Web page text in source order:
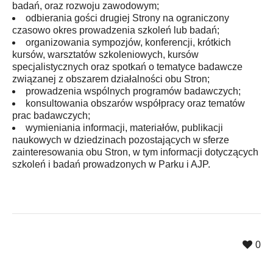
badań, oraz rozwoju zawodowym;
odbierania gości drugiej Strony na ograniczony
czasowo okres prowadzenia szkoleń lub badań;
organizowania sympozjów, konferencji, krótkich
kursów, warsztatów szkoleniowych, kursów
specjalistycznych oraz spotkań o tematyce badawcze
związanej z obszarem działalności obu Stron;
prowadzenia wspólnych programów badawczych;
konsultowania obszarów współpracy oraz tematów
prac badawczych;
wymieniania informacji, materiałów, publikacji
naukowych w dziedzinach pozostających w sferze
zainteresowania obu Stron, w tym informacji dotyczących
szkoleń i badań prowadzonych w Parku i AJP.
0